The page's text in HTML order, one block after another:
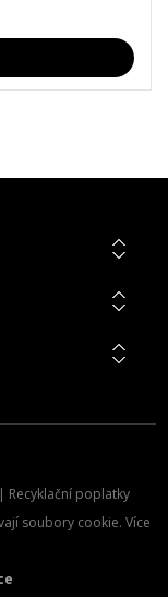
Recyklační poplatky
soubory cookie. Více